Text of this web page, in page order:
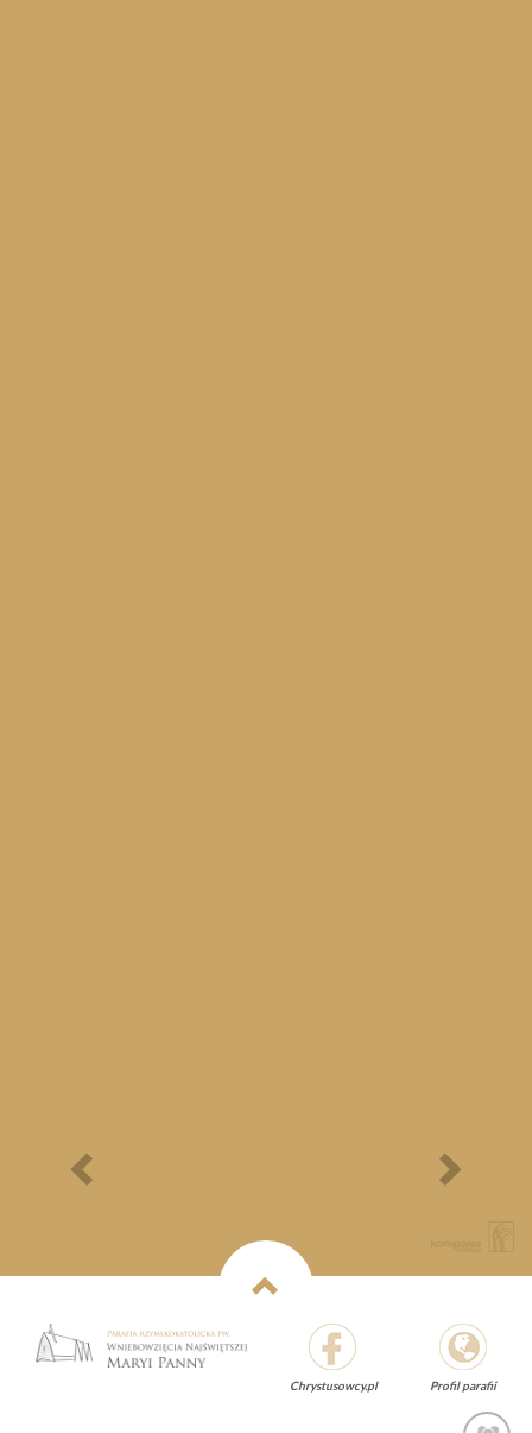
XXII Pielgrzymi
Półmaraton - 1/3
Maraton Nordic Walking
- Rajd Rowerowy o
Memoriał Jana Pawła II
Previous
Next